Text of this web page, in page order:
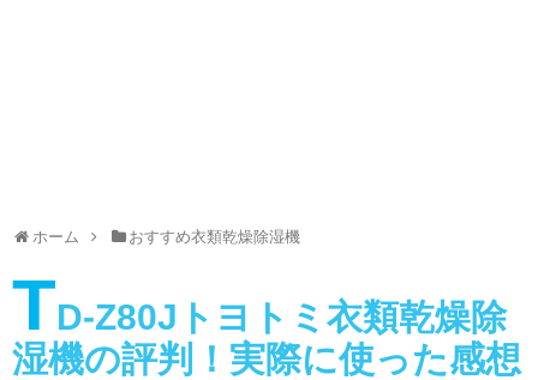
ホーム おすすめ衣類乾燥除湿機
TD-Z80Jトヨトミ衣類乾燥除
湿機の評判！実際に使った感想